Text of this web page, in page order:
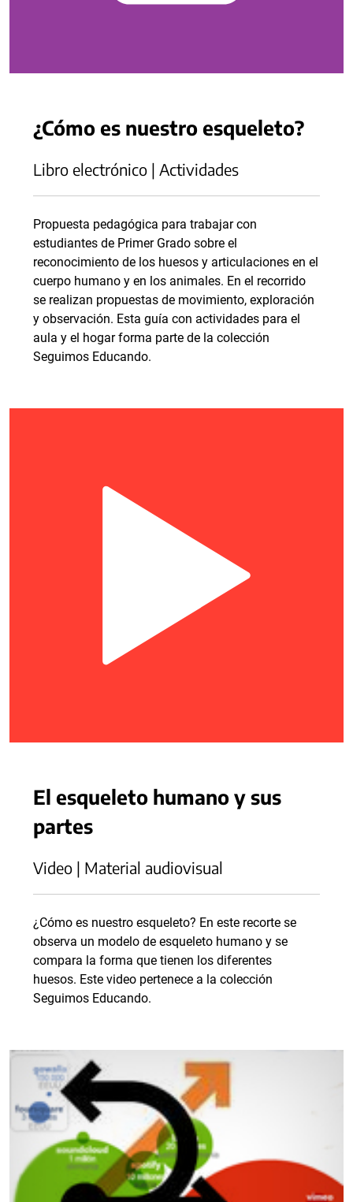
¿Cómo es nuestro esqueleto?
Libro electrónico | Actividades
Propuesta pedagógica para trabajar con
estudiantes de Primer Grado sobre el
reconocimiento de los huesos y articulaciones en el
cuerpo humano y en los animales. En el recorrido
se realizan propuestas de movimiento, exploración
y observación. Esta guía con actividades para el
aula y el hogar forma parte de la colección
Seguimos Educando.
El esqueleto humano y sus
partes
Video | Material audiovisual
¿Cómo es nuestro esqueleto? En este recorte se
observa un modelo de esqueleto humano y se
compara la forma que tienen los diferentes
huesos. Este video pertenece a la colección
Seguimos Educando.